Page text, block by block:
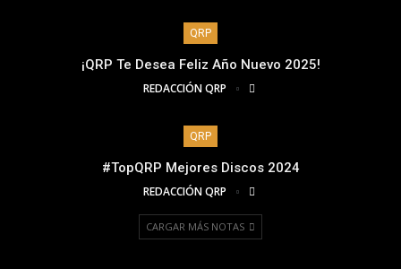
QRP
¡QRP Te Desea Feliz Año Nuevo 2025!
REDACCIÓN QRP
QRP
#TopQRP Mejores Discos 2024
REDACCIÓN QRP
CARGAR MÁS NOTAS